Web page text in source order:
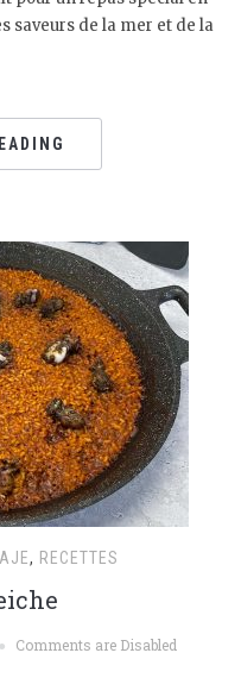
saveurs de la mer et de la
, RECETTES
Comments are Disabled